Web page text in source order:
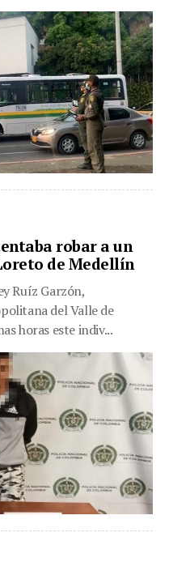
robar a un
de Medellín
Ruíz Garzón,
del Valle de
horas este indiv...